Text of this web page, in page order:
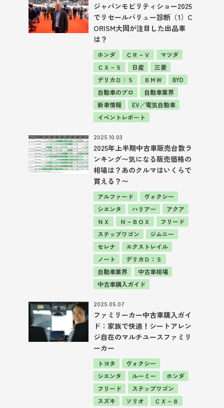
ジャパンモビリティショー2025
でリセールバリュー診断（1）C
ORISM大岡が注目した出品車
は？
ホンダ ＣＲ－Ｖ
マツダ
ＣＸ－５
日産
三菱
デリカＤ：５
ＢＭＷ
BYD
自動車のプロ
自動車業界
新車情報
EV／電気自動車
イベントレポート
2025.10.03
2025年上半期中古車販売台数ラ
ンキング〜気になる販売価格の
相場は？あのクルマはいくらで
買える？〜
アルファード
ヴォクシー
シエンタ
ハリアー
アクア
ＮＸ
Ｎ－ＢＯＸ
フリード
ステップワゴン
ジムニー
セレナ
エクストレイル
ノート
デリカＤ：５
自動車業界
中古車相場
中古車購入ガイド
2025.05.07
ファミリーカー中古車購入ガイ
ド：家族で快適！シートアレン
ジ自在のマルチユースファミリ
ーカー
トヨタ
ヴォクシー
シエンタ
ルーミー
ホンダ
フリード
ステップワゴン
スズキ
ソリオ
ＣＸ－８